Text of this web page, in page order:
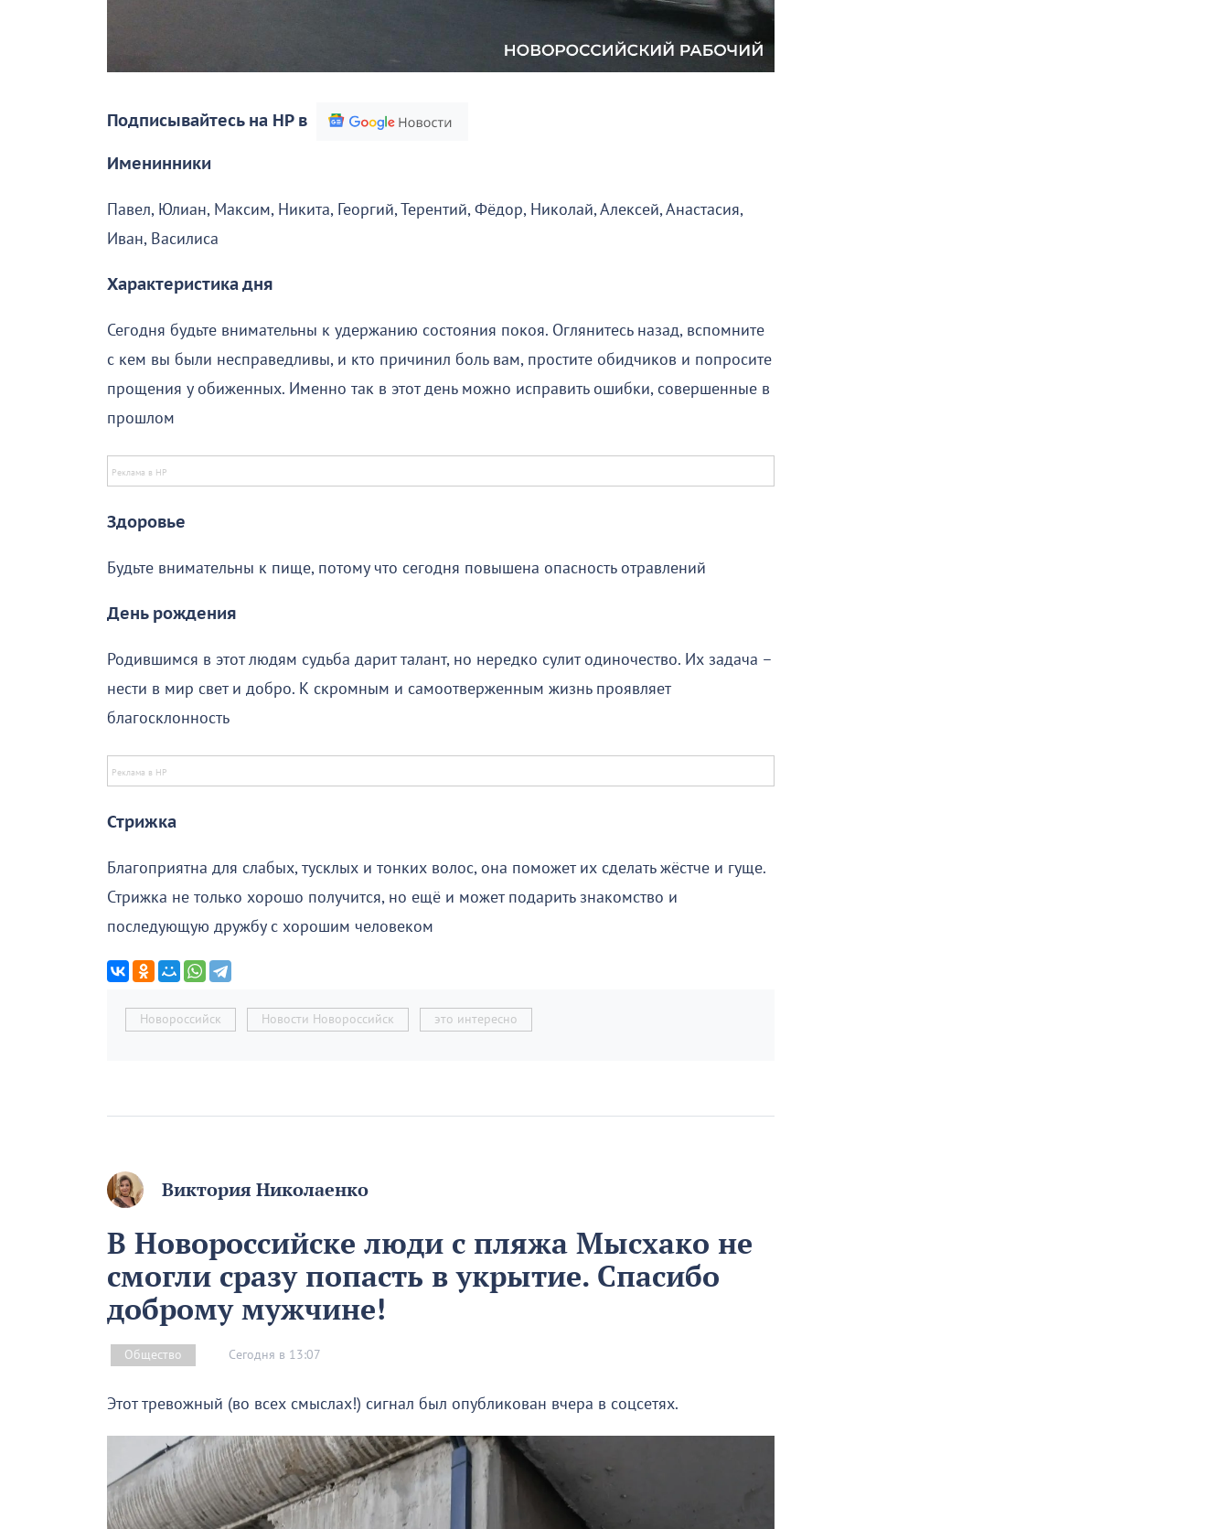
Подписывайтесь на НР в
Именинники
Павел, Юлиан, Максим, Никита, Георгий, Терентий, Фёдор, Николай, Алексей, Анастасия,
Иван, Василиса
Характеристика дня
Сегодня будьте внимательны к удержанию состояния покоя. Оглянитесь назад, вспомните
с кем вы были несправедливы, и кто причинил боль вам, простите обидчиков и попросите
прощения у обиженных. Именно так в этот день можно исправить ошибки, совершенные в
прошлом
Здоровье
Будьте внимательны к пище, потому что сегодня повышена опасность отравлений
День рождения
Родившимся в этот людям судьба дарит талант, но нередко сулит одиночество. Их задача –
нести в мир свет и добро. К скромным и самоотверженным жизнь проявляет
благосклонность
Стрижка
Благоприятна для слабых, тусклых и тонких волос, она поможет их сделать жёстче и гуще.
Стрижка не только хорошо получится, но ещё и может подарить знакомство и
последующую дружбу с хорошим человеком
Новороссийск Новости Новороссийск это интересно
Виктория Николаенко
В Новороссийске люди с пляжа Мысхако не
смогли сразу попасть в укрытие. Спасибо
доброму мужчине!
Общество Сегодня в 13:07
Этот тревожный (во всех смыслах!) сигнал был опубликован вчера в соцсетях.